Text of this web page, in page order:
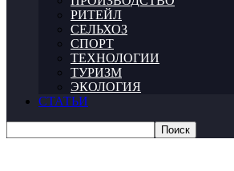
РИТЕЙЛ
СЕЛЬХОЗ
СПОРТ
ТЕХНОЛОГИИ
ТУРИЗМ
ЭКОЛОГИЯ
СТАТЬИ